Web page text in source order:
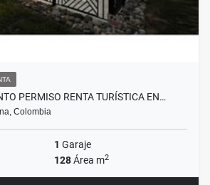
PERMISO RENTA TURÍSTICA EN…
Colombia
1 Garaje
128Área m2